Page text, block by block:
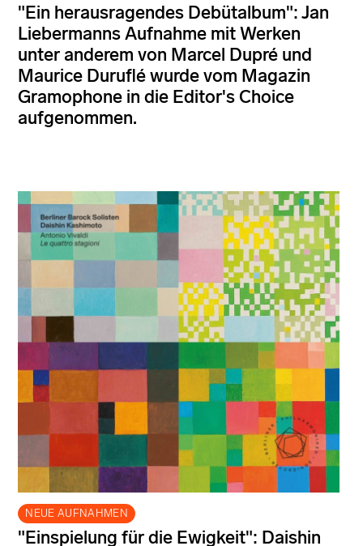
"Ein herausragendes Debütalbum": Jan
Liebermanns Aufnahme mit Werken
unter anderem von Marcel Dupré und
Maurice Duruflé wurde vom Magazin
Gramophone in die Editor's Choice
aufgenommen.
NEUE AUFNAHMEN
"Einspielung für die Ewigkeit": Daishin